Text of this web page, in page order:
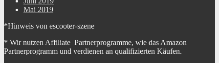
Mai 2019
*Hinweis von escooter-szene
* Wir nutzen Affiliate Partnerprogramme, wie das Amazon
Partnerprogramm und verdienen an qualifizierten Käufen.